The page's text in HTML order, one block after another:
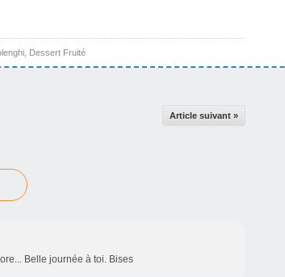
Dessert Fruité
Article suivant »
Belle journée à toi. Bises